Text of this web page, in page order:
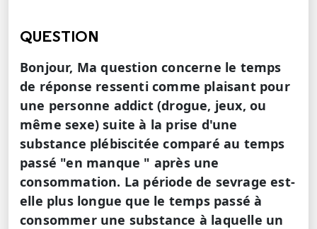
QUESTION
Bonjour, Ma question concerne le temps
de réponse ressenti comme plaisant pour
une personne addict (drogue, jeux, ou
même sexe) suite à la prise d'une
substance plébiscitée comparé au temps
passé "en manque " après une
consommation. La période de sevrage est-
elle plus longue que le temps passé à
consommer une substance à laquelle un